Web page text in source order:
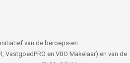
van de beroeps-en
VastgoedPRO en VBO Makelaar) en van de